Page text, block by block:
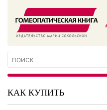
КАК КУПИТЬ